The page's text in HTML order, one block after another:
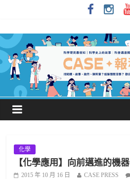
化學
【化學應用】向前邁進的機器
2015 年 10 月 16 日 CASE PRESS